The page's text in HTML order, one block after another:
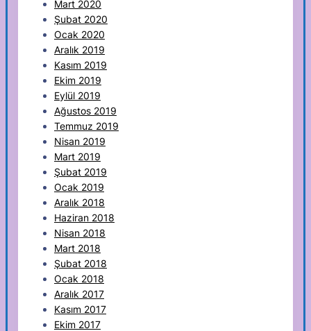
Mart 2020
Şubat 2020
Ocak 2020
Aralık 2019
Kasım 2019
Ekim 2019
Eylül 2019
Ağustos 2019
Temmuz 2019
Nisan 2019
Mart 2019
Şubat 2019
Ocak 2019
Aralık 2018
Haziran 2018
Nisan 2018
Mart 2018
Şubat 2018
Ocak 2018
Aralık 2017
Kasım 2017
Ekim 2017